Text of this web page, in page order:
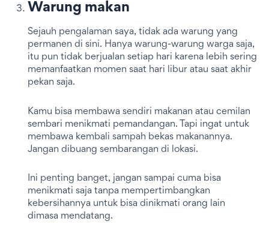
Warung makan
Sejauh pengalaman saya, tidak ada warung yang
permanen di sini. Hanya warung-warung warga saja,
itu pun tidak berjualan setiap hari karena lebih sering
memanfaatkan momen saat hari libur atau saat akhir
pekan saja.
Kamu bisa membawa sendiri makanan atau cemilan
sembari menikmati pemandangan. Tapi ingat untuk
membawa kembali sampah bekas makanannya.
Jangan dibuang sembarangan di lokasi.
Ini penting banget, jangan sampai cuma bisa
menikmati saja tanpa mempertimbangkan
kebersihannya untuk bisa dinikmati orang lain
dimasa mendatang.